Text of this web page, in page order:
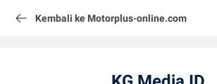
Kembali ke Motorplus-online.com